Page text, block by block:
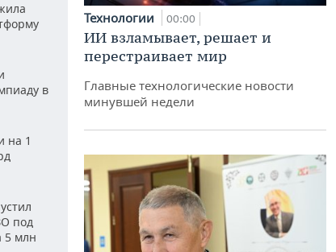
в
на 1
под
5 млн
Технологии 00:00
ИИ взламывает, решает и
перестраивает мир
Главные технологические новости
минувшей недели